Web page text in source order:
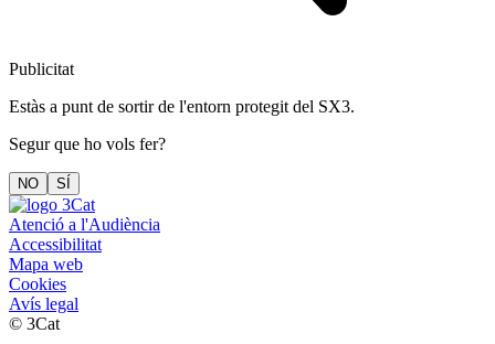
Publicitat
Estàs a punt de sortir de l'entorn protegit del SX3.
Segur que ho vols fer?
NO SÍ
Atenció a l'Audiència
Accessibilitat
Mapa web
Cookies
Avís legal
© 3Cat